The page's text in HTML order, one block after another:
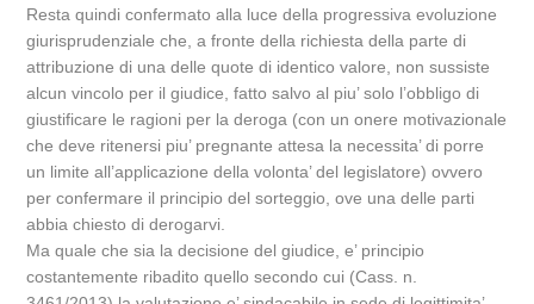
Resta quindi confermato alla luce della progressiva evoluzione
giurisprudenziale che, a fronte della richiesta della parte di
attribuzione di una delle quote di identico valore, non sussiste
alcun vincolo per il giudice, fatto salvo al piu’ solo l’obbligo di
giustificare le ragioni per la deroga (con un onere motivazionale
che deve ritenersi piu’ pregnante attesa la necessita’ di porre
un limite all’applicazione della volonta’ del legislatore) ovvero
per confermare il principio del sorteggio, ove una delle parti
abbia chiesto di derogarvi.
Ma quale che sia la decisione del giudice, e’ principio
costantemente ribadito quello secondo cui (Cass. n.